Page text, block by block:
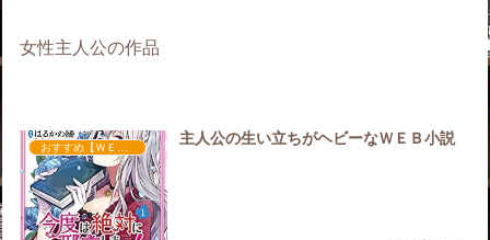
女性主人公の作品
主人公の生い立ちがヘビーなＷＥＢ小説